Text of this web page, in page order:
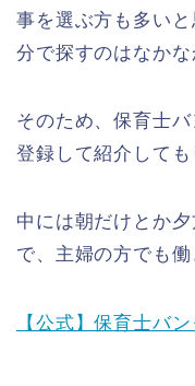
事を選ぶ方も多い
分で探すのはなかな
そのため、保育士
登録して紹介しても
中には朝だけとか
で、主婦の方でも
【公式】保育士バ